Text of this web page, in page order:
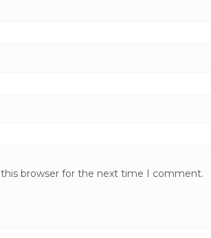
browser for the next time I comment.